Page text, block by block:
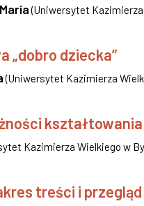
(Uniwersytet
„dobro dziecka”
(Uniwersytet Kazimierza
Kazimierza Wielkiego w
treści i